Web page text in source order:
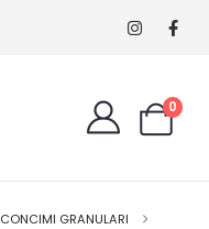
0
CONCIMI GRANULARI